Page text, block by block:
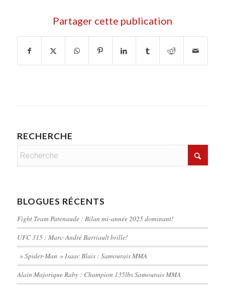
Partager cette publication
RECHERCHE
BLOGUES RÉCENTS
Fight Team Patenaude : Bilan mi-année 2025 dominant!
UFC 315 : Marc-André Barriault brille!
» Spider-Man » Isaac Blais : Samourais MMA
Alain Majorique Raby : Champion 135lbs Samourais MMA